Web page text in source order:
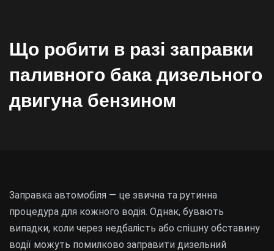
Що робити в разі заправки
паливного бака дизельного
двигуна бензином
Заправка автомобіля — це звична та рутинна
процедура для кожного водія. Однак, бувають
випадки, коли через недбалість або спішну обставину
водії можуть помилково заправити дизельний